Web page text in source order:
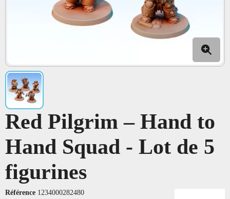
Red Pilgrim – Hand to
Hand Squad - Lot de 5
figurines
Référence 1234000282480